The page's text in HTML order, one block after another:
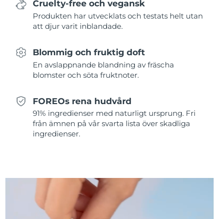
Cruelty-free och vegansk
Produkten har utvecklats och testats helt utan
att djur varit inblandade.
Blommig och fruktig doft
En avslappnande blandning av fräscha
blomster och söta fruktnoter.
FOREOs rena hudvård
91% ingredienser med naturligt ursprung. Fri
från ämnen på vår svarta lista över skadliga
ingredienser.
Slovakien Förväntad leverans8/9/26
Sydafrika Förväntad leverans
Spanien Förväntad leverans 8/9/26
Sverige
Taiwan Förväntad leverans
Thailand Förväntad leverans